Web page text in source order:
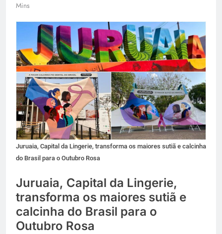
Mins
Juruaia, Capital da Lingerie, transforma os maiores sutiã e calcinha
do Brasil para o Outubro Rosa
Juruaia, Capital da Lingerie,
transforma os maiores sutiã e
calcinha do Brasil para o
Outubro Rosa